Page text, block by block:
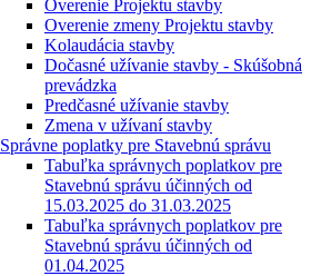
Overenie Projektu stavby
Overenie zmeny Projektu stavby
Kolaudácia stavby
Dočasné užívanie stavby - Skúšobná
prevádzka
Predčasné užívanie stavby
Zmena v užívaní stavby
Správne poplatky pre Stavebnú správu
Tabuľka správnych poplatkov pre
Stavebnú správu účinných od
15.03.2025 do 31.03.2025
Tabuľka správnych poplatkov pre
Stavebnú správu účinných od
01.04.2025